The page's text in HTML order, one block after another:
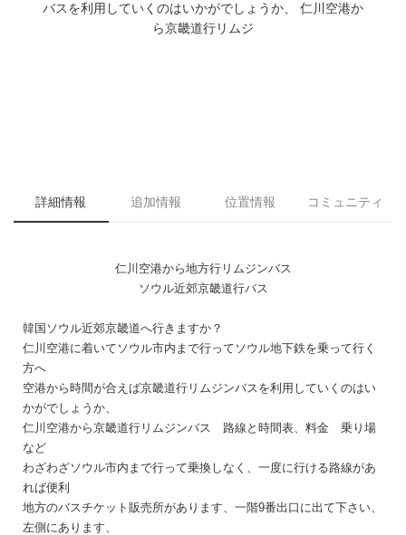
バスを利用していくのはいかがでしょうか、 仁川空港か
ら京畿道行リムジ
詳細情報 追加情報 位置情報 コミュニティ
仁川空港から地方行リムジンバス
ソウル近郊京畿道行バス
韓国 ソウル近郊京畿道へ行きますか？
仁川空港に着いてソウル市内まで行ってソウル地下鉄を乗って行く
方へ
空港から時間が合えば京畿道行リムジンバスを利用していくのはい
かがでしょうか、
仁川空港から京畿道行リムジンバス 路線と時間表、料金 乗り場
など
わざわざソウル市内まで行って乗換しなく、一度に行ける路線があ
れば便利
地方のバスチケット販売所があります、一階9番出口に出て下さい、
左側にあります、